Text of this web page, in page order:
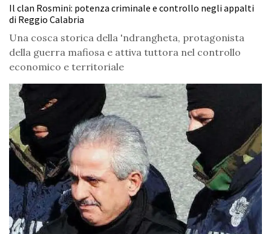
Il clan Rosmini: potenza criminale e controllo negli appalti
di Reggio Calabria
Una cosca storica della 'ndrangheta, protagonista
della guerra mafiosa e attiva tuttora nel controllo
economico e territoriale